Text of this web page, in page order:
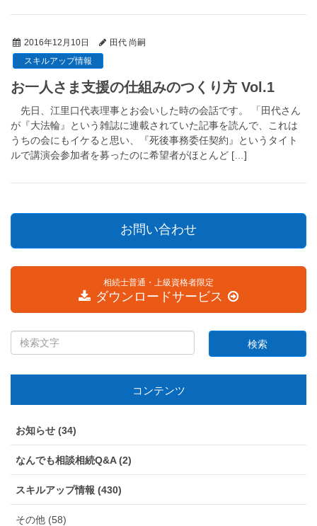
2016年12月10日
田代 尚嗣
スキルアップ情報
お一人さま支援の仕組みのつくり方 Vol.1
先日、江里口代表理事とお会いした時の会話です。 「田代さん
が『大法輪』という雑誌に連載されていた記事を読んで、これは
うちの会にもイケると思い、『死後事務委任契約』というタイト
ルで講演会参加者を募ったのに希望者がほとんど [
]
お問い合わせ
相続士普通・上級資格者限定
ダウンロードサービス
コンテンツ
お知らせ (34)
なんでも相談相続Q&A (2)
スキルアップ情報 (430)
その他 (58)